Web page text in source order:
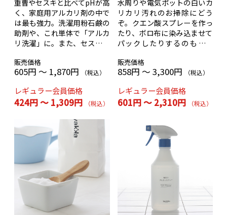
く、家庭用アルカリ剤の中で
は最も強力。洗濯用粉石鹸の
助剤や、これ単体で「アルカ
リ洗濯」に。また、セスキ同
使えます。
販売価格
605円 ～ 1,870円 （税込）
レギュラー会員価格
424円 ～ 1,309円 （税込）
リカリ汚れのお掃除にどう
ぞ。クエン酸スプレーを作っ
たり、ボロ布に染み込ませて
パックしたりするのも効果
どうぞ。
販売価格
858円 ～ 3,300円 （税込）
レギュラー会員価格
601円 ～ 2,310円 （税込）